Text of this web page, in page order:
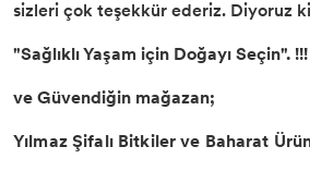
sizleri çok teşekkür ederiz. Diyoruz
"Sağlıklı Yaşam için Doğayı Seçin". !!!
ve Güvendiğin mağazan;
Yılmaz Şifalı Bitkiler ve Baharat